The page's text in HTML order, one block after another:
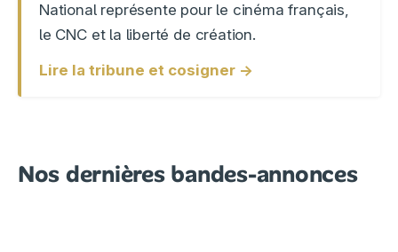
National représente pour le cinéma français,
le CNC et la liberté de création.
Lire la tribune et cosigner →
Nos dernières bandes-annonces